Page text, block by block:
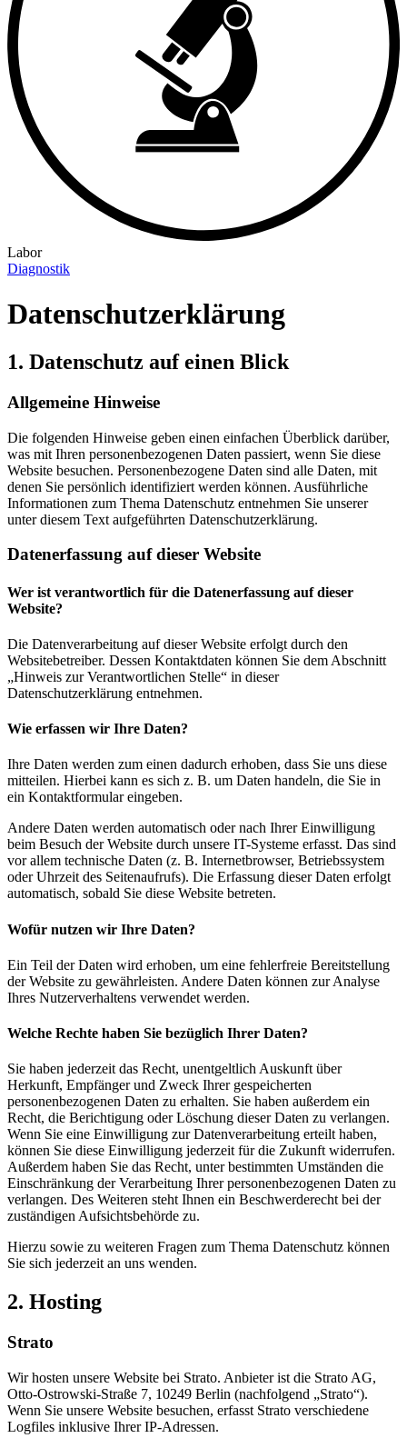
Labor
Diagnostik
Datenschutz­erklärung
1. Datenschutz auf einen Blick
Allgemeine Hinweise
Die folgenden Hinweise geben einen einfachen Überblick darüber,
was mit Ihren personenbezogenen Daten passiert, wenn Sie diese
Website besuchen. Personenbezogene Daten sind alle Daten, mit
denen Sie persönlich identifiziert werden können. Ausführliche
Informationen zum Thema Datenschutz entnehmen Sie unserer
unter diesem Text aufgeführten Datenschutzerklärung.
Datenerfassung auf dieser Website
Wer ist verantwortlich für die Datenerfassung auf dieser
Website?
Die Datenverarbeitung auf dieser Website erfolgt durch den
Websitebetreiber. Dessen Kontaktdaten können Sie dem Abschnitt
„Hinweis zur Verantwortlichen Stelle“ in dieser
Datenschutzerklärung entnehmen.
Wie erfassen wir Ihre Daten?
Ihre Daten werden zum einen dadurch erhoben, dass Sie uns diese
mitteilen. Hierbei kann es sich z. B. um Daten handeln, die Sie in
ein Kontaktformular eingeben.
Andere Daten werden automatisch oder nach Ihrer Einwilligung
beim Besuch der Website durch unsere IT-Systeme erfasst. Das sind
vor allem technische Daten (z. B. Internetbrowser, Betriebssystem
oder Uhrzeit des Seitenaufrufs). Die Erfassung dieser Daten erfolgt
automatisch, sobald Sie diese Website betreten.
Wofür nutzen wir Ihre Daten?
Ein Teil der Daten wird erhoben, um eine fehlerfreie Bereitstellung
der Website zu gewährleisten. Andere Daten können zur Analyse
Ihres Nutzerverhaltens verwendet werden.
Welche Rechte haben Sie bezüglich Ihrer Daten?
Sie haben jederzeit das Recht, unentgeltlich Auskunft über
Herkunft, Empfänger und Zweck Ihrer gespeicherten
personenbezogenen Daten zu erhalten. Sie haben außerdem ein
Recht, die Berichtigung oder Löschung dieser Daten zu verlangen.
Wenn Sie eine Einwilligung zur Datenverarbeitung erteilt haben,
können Sie diese Einwilligung jederzeit für die Zukunft widerrufen.
Außerdem haben Sie das Recht, unter bestimmten Umständen die
Einschränkung der Verarbeitung Ihrer personenbezogenen Daten zu
verlangen. Des Weiteren steht Ihnen ein Beschwerderecht bei der
zuständigen Aufsichtsbehörde zu.
Hierzu sowie zu weiteren Fragen zum Thema Datenschutz können
Sie sich jederzeit an uns wenden.
2. Hosting
Strato
Wir hosten unsere Website bei Strato. Anbieter ist die Strato AG,
Otto-Ostrowski-Straße 7, 10249 Berlin (nachfolgend „Strato“).
Wenn Sie unsere Website besuchen, erfasst Strato verschiedene
Logfiles inklusive Ihrer IP-Adressen.